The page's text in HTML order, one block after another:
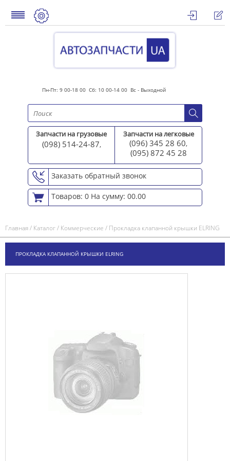
Пн-Пт: 9 00-18 00 Сб: 10 00-14 00 Вс - Выходной
Запчасти на грузовые
(098) 514-24-87,
Запчасти на легковые
(096) 345 28 60,
(095) 872 45 28
Заказать обратный звонок
Товаров: 0 На сумму: 00.00
Главная/ Каталог/ Коммерческие / Прокладка клапанной крышки ELRING
ПРОКЛАДКА КЛАПАННОЙ КРЫШКИ ELRING